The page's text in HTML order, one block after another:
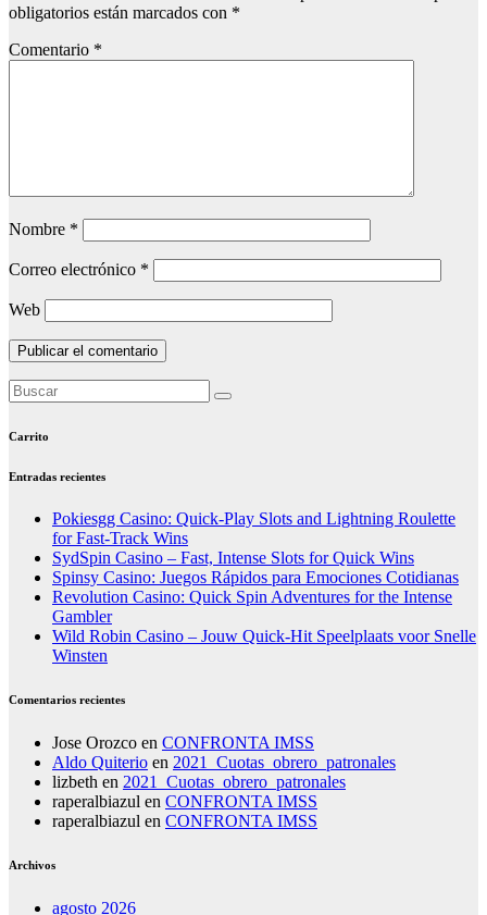
obligatorios están marcados con *
Comentario *
Nombre *
Correo electrónico *
Web
Carrito
Entradas recientes
Pokiesgg Casino: Quick‑Play Slots and Lightning Roulette
for Fast‑Track Wins
SydSpin Casino – Fast, Intense Slots for Quick Wins
Spinsy Casino: Juegos Rápidos para Emociones Cotidianas
Revolution Casino: Quick Spin Adventures for the Intense
Gambler
Wild Robin Casino – Jouw Quick‑Hit Speelplaats voor Snelle
Winsten
Comentarios recientes
Jose Orozco en CONFRONTA IMSS
Aldo Quiterio en 2021_Cuotas_obrero_patronales
lizbeth en 2021_Cuotas_obrero_patronales
raperalbiazul en CONFRONTA IMSS
raperalbiazul en CONFRONTA IMSS
Archivos
agosto 2026